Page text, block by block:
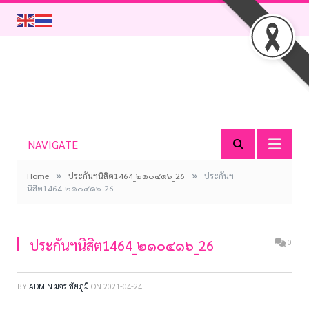
NAVIGATE
Home » ประกันฯนิสิต1464_๒๑๐๔๑๖_26 »
ประกันฯ
นิสิต1464_๒๑๐๔๑๖_26
ประกันฯนิสิต1464_๒๑๐๔๑๖_26 0
BY ADMIN มจร.ชัยภูมิ ON 2021-04-24